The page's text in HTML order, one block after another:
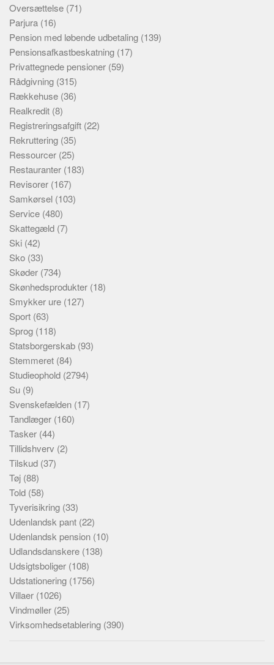
Oversættelse (71)
Parjura (16)
Pension med løbende udbetaling (139)
Pensionsafkastbeskatning (17)
Privattegnede pensioner (59)
Rådgivning (315)
Rækkehuse (36)
Realkredit (8)
Registreringsafgift (22)
Rekruttering (35)
Ressourcer (25)
Restauranter (183)
Revisorer (167)
Samkørsel (103)
Service (480)
Skattegæld (7)
Ski (42)
Sko (33)
Skøder (734)
Skønhedsprodukter (18)
Smykker ure (127)
Sport (63)
Sprog (118)
Statsborgerskab (93)
Stemmeret (84)
Studieophold (2794)
Su (9)
Svenskefælden (17)
Tandlæger (160)
Tasker (44)
Tillidshverv (2)
Tilskud (37)
Tøj (88)
Told (58)
Tyverisikring (33)
Udenlandsk pant (22)
Udenlandsk pension (10)
Udlandsdanskere (138)
Udsigtsboliger (108)
Udstationering (1756)
Villaer (1026)
Vindmøller (25)
Virksomhedsetablering (390)